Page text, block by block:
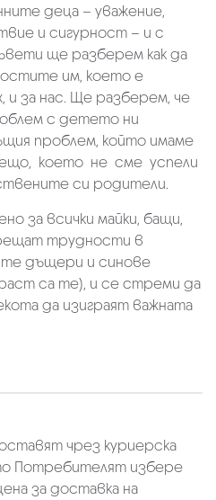
деца – уважение,
и сигурност – и с
ще разберем как да
им, което е
и за нас. Ще разберем, че
с детето ни
проблем, който имаме
което не сме успели
си родители.
за всички майки, бащи,
трудности в
дъщери и синове
са те), и се стреми да
да изиграят важната
чрез куриерскa
Потребителят избере
за доставка на